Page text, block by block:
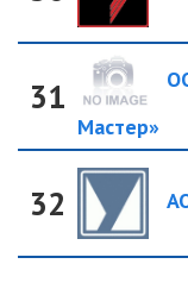
31
Мастер»
32